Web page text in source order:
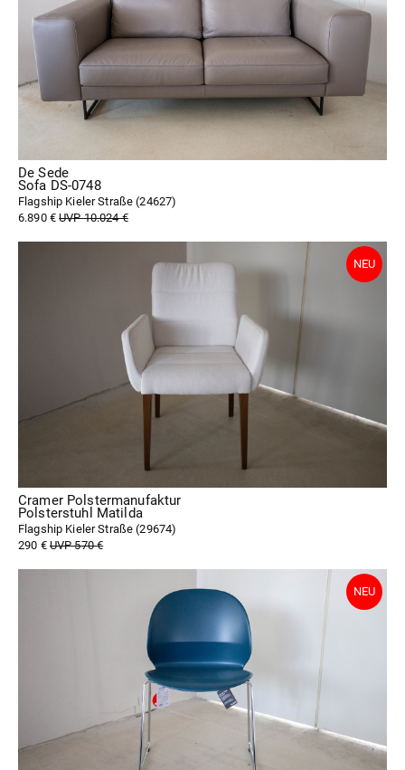
De Sede
Sofa DS-0748
Flagship Kieler Straße (24627)
6.890 €UVP 10.024 €
Cramer Polstermanufaktur
Polsterstuhl Matilda
Flagship Kieler Straße (29674)
290 €UVP 570 €